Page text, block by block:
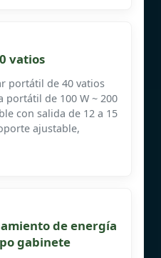
vatios
portátil de 40 vatios
portátil de 100 W ~ 200
con salida de 12 a 15
ajustable,
de energía
gabinete